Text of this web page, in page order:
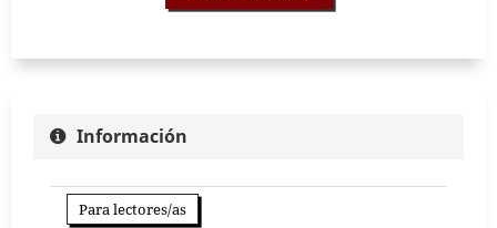
Información
Para lectores/as